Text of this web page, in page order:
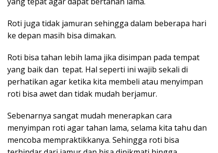
Roti juga tidak jamuran sehingga dalam beberapa hari
ke depan masih bisa dimakan.
Roti bisa tahan lebih lama jika disimpan pada tempat
yang baik dan tepat. Hal seperti ini wajib sekali di
perhatikan agar ketika kita membeli atau menyimpan
roti bisa awet dan tidak mudah berjamur.
Sebenarnya sangat mudah menerapkan cara
menyimpan roti agar tahan lama, selama kita tahu dan
mencoba mempraktikkanya. Sehingga roti bisa